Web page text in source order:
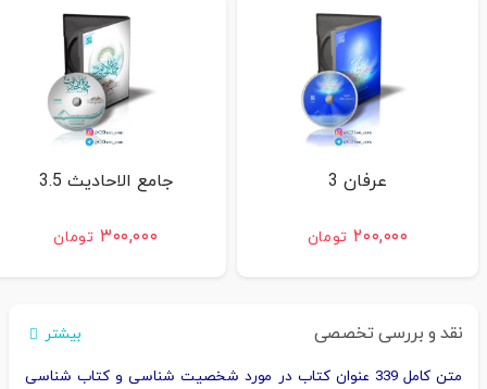
عرفان 3
۲۰۰,۰۰۰ تومان
جامع الاحادیث 3.5
۳۰۰,۰۰۰ تومان
نقد و بررسی تخصصی بیشتر
متن کامل 339 عنوان کتاب در مورد شخصیت‌ شناسی و کتاب‌ شناسی